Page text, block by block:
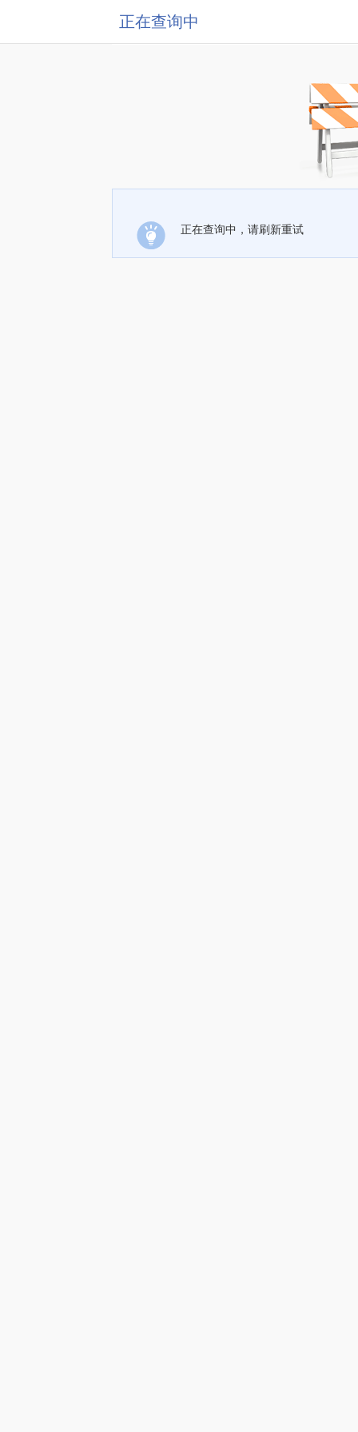
正在查询中
正在查询中，请刷新重试